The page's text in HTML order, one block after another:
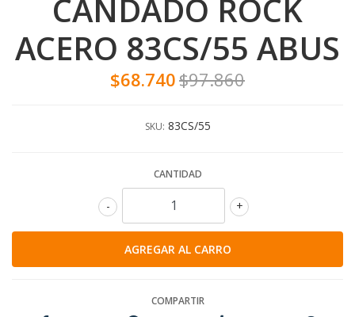
CANDADO ROCK
ACERO 83CS/55 ABUS
$68.740$97.860
SKU: 83CS/55
CANTIDAD
+
-
COMPARTIR